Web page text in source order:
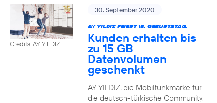
Credits: AY YILDIZ
30. September 2020
AY YILDIZ FEIERT 15. GEBURTSTAG:
Kunden erhalten bis
zu 15 GB
Datenvolumen
geschenkt
AY YILDIZ, die Mobilfunkmarke für
die deutsch-türkische Community,